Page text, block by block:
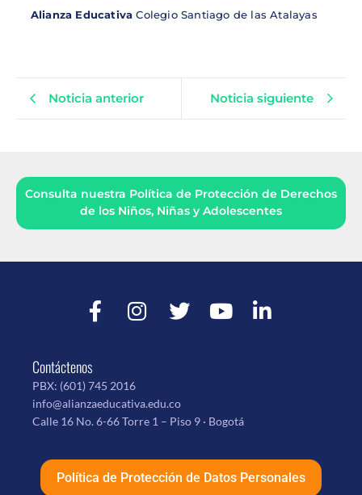
Alianza Educativa Colegio Santiago de las Atalayas
Noticia anterior Noticia siguiente
Consulta nuestra Política de Protección de Derechos
de los Niños, Niñas y Adolescentes
Contáctenos
PBX: (601) 745 2016
info@alianzaeducativa.edu.co
Calle 16 No. 6-66 Torre 1 – Piso 9 · Bogotá
Política de Protección de Datos Personales